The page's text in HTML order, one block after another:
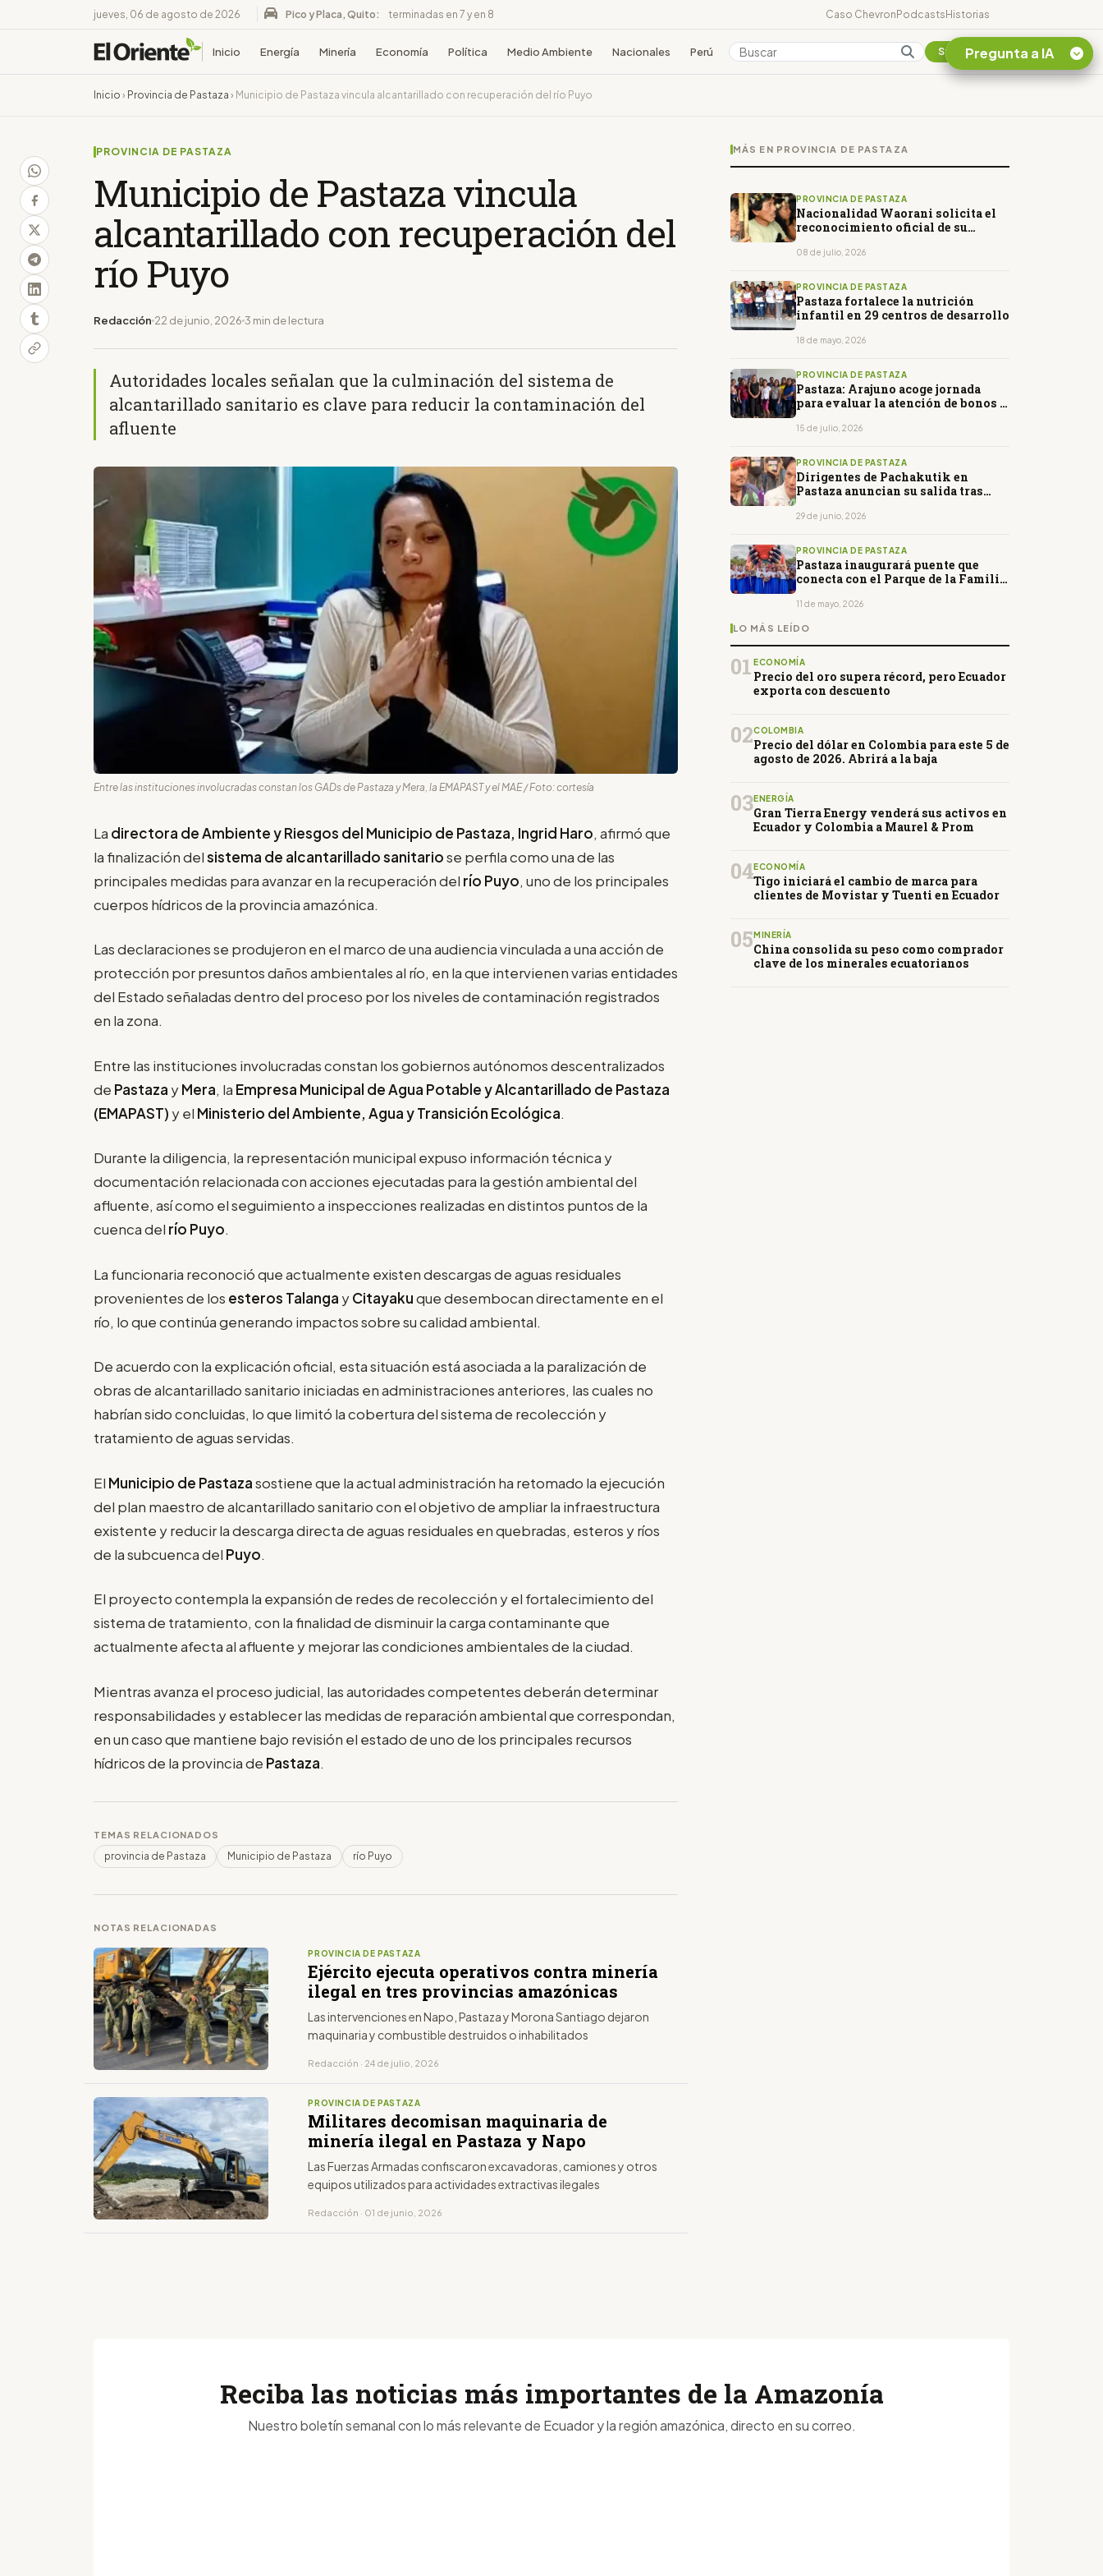
jueves, 06 de agosto de 2026 Pico y Placa, Quito: terminadas en 7 y en 8 Caso ChevronPodcastsHistorias
Inicio Energía Minería Economía Política Medio Ambiente Nacionales Perú Colombia Suscribirse
Inicio › Provincia de Pastaza › Municipio de Pastaza vincula alcantarillado con recuperación del río Puyo
PROVINCIA DE PASTAZA
Municipio de Pastaza vincula
alcantarillado con recuperación del
río Puyo
Redacción 22 de junio, 2026 3 min de lectura
Autoridades locales señalan que la culminación del sistema de
alcantarillado sanitario es clave para reducir la contaminación del
afluente
Entre las instituciones involucradas constan los GADs de Pastaza y Mera, la EMAPAST y el MAE / Foto: cortesía
La directora de Ambiente y Riesgos del Municipio de Pastaza, Ingrid Haro, afirmó que
la finalización delsistema de alcantarillado sanitariose perfila como una de las
principales medidas para avanzar en la recuperación del río Puyo, uno de los principales
cuerpos hídricos de la provincia amazónica.
Las declaraciones se produjeron en el marco de una audiencia vinculada a una acción de
protección por presuntos daños ambientales al río, en la que intervienen varias entidades
del Estado señaladas dentro del proceso por los niveles de contaminación registrados
en la zona.
Entre las instituciones involucradas constan los gobiernos autónomos descentralizados
de Pastaza yMera, la Empresa Municipal de Agua Potable y Alcantarillado de Pastaza
(EMAPAST) y el Ministerio del Ambiente, Agua y Transición Ecológica.
Durante la diligencia, la representación municipal expuso información técnica y
documentación relacionada con acciones ejecutadas para la gestión ambiental del
afluente, así como el seguimiento a inspecciones realizadas en distintos puntos de la
cuenca del río Puyo.
La funcionaria reconoció que actualmente existen descargas de aguas residuales
provenientes de los esteros Talanga yCitayakuque desembocan directamente en el
río, lo que continúa generando impactos sobre su calidad ambiental.
De acuerdo con la explicación oficial, esta situación está asociada a la paralización de
obras de alcantarillado sanitario iniciadas en administraciones anteriores, las cuales no
habrían sido concluidas, lo que limitó la cobertura del sistema de recolección y
tratamiento de aguas servidas.
El Municipio de Pastazasostiene que la actual administración ha retomado la ejecución
del plan maestro de alcantarillado sanitario con el objetivo de ampliar la infraestructura
existente y reducir la descarga directa de aguas residuales en quebradas, esteros y ríos
de la subcuenca del Puyo.
El proyecto contempla la expansión de redes de recolección y el fortalecimiento del
sistema de tratamiento, con la finalidad de disminuir la carga contaminante que
actualmente afecta al afluente y mejorar las condiciones ambientales de la ciudad.
Mientras avanza el proceso judicial, las autoridades competentes deberán determinar
responsabilidades y establecer las medidas de reparación ambiental que correspondan,
en un caso que mantiene bajo revisión el estado de uno de los principales recursos
hídricos de la provincia de Pastaza.
TEMAS RELACIONADOS
provincia de Pastaza Municipio de Pastaza río Puyo
NOTAS RELACIONADAS
PROVINCIA DE PASTAZA
Ejército ejecuta operativos contra minería
ilegal en tres provincias amazónicas
Las intervenciones en Napo, Pastaza y Morona Santiago dejaron
maquinaria y combustible destruidos o inhabilitados
Redacción · 24 de julio, 2026
PROVINCIA DE PASTAZA
Militares decomisan maquinaria de
minería ilegal en Pastaza y Napo
Las Fuerzas Armadas confiscaron excavadoras, camiones y otros
equipos utilizados para actividades extractivas ilegales
Redacción · 01 de junio, 2026
MÁS EN PROVINCIA DE PASTAZA
PROVINCIA DE PASTAZA
Nacionalidad Waorani solicita el
reconocimiento oficial de su
Comunitaria
08 de julio, 2026
PROVINCIA DE PASTAZA
Pastaza fortalece la nutrición
infantil en 29 centros de desarrollo
18 de mayo, 2026
PROVINCIA DE PASTAZA
Pastaza: Arajuno acoge jornada
para evaluar la atención de bonos y
15 de julio, 2026
PROVINCIA DE PASTAZA
Dirigentes de Pachakutik en
Pastaza anuncian su salida tras
29 de junio, 2026
PROVINCIA DE PASTAZA
Pastaza inaugurará puente que
conecta con el Parque de la Familia
11 de mayo, 2026
LO MÁS LEÍDO
01 ECONOMÍA
Precio del oro supera récord, pero Ecuador
exporta con descuento
02COLOMBIA
Precio del dólar en Colombia para este 5 de
agosto de 2026. Abrirá a la baja
03ENERGÍA
Gran Tierra Energy venderá sus activos en
Ecuador y Colombia a Maurel & Prom
04ECONOMÍA
Tigo iniciará el cambio de marca para
clientes de Movistar y Tuenti en Ecuador
05 MINERÍA
China consolida su peso como comprador
clave de los minerales ecuatorianos
Pregunta a IA
¿En que consiste la
Reciba las noticias más importantes de la Amazonía
Nuestro boletín semanal con lo más relevante de Ecuador y la región amazónica, directo en su correo.